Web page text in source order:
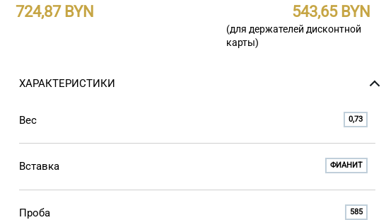
724,87 543,65
(для держателей дисконтной
карты)
ХАРАКТЕРИСТИКИ
Вес 0,73
Вставка ФИАНИТ
Проба 585